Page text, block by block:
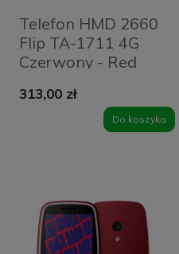
Telefon HMD 2660
Flip TA-1711 4G
Czerwony - Red
313,00 zł
Do koszyka